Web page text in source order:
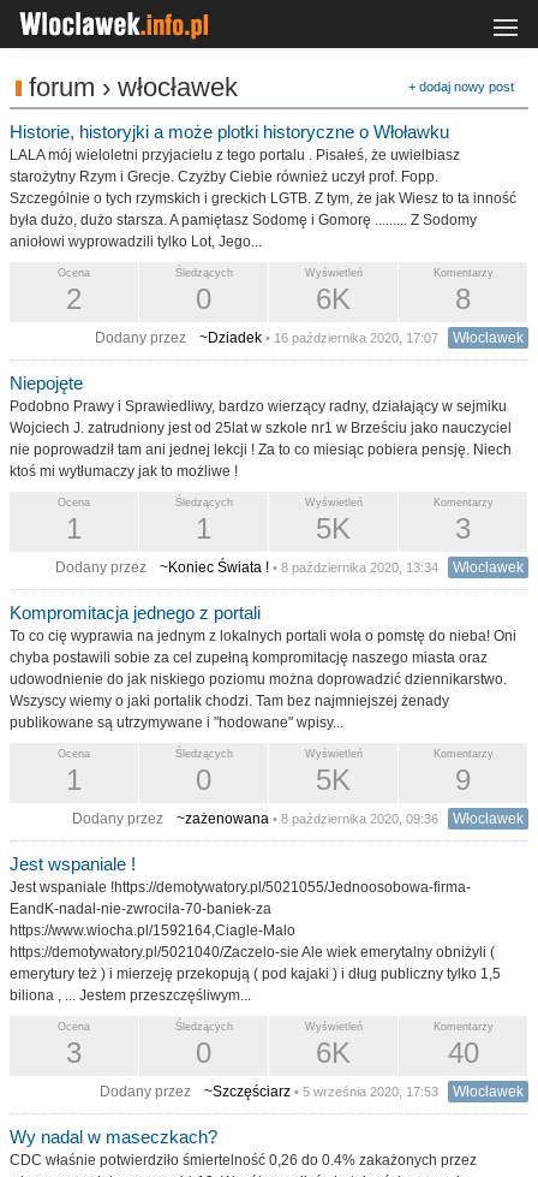
forum › włocławek + dodaj nowy post
Historie, historyjki a może plotki historyczne o Włoławku
LALA mój wieloletni przyjacielu z tego portalu . Pisałeś, że uwielbiasz
starożytny Rzym i Grecje. Czyżby Ciebie również uczył prof. Fopp.
Szczególnie o tych rzymskich i greckich LGTB. Z tym, że jak Wiesz to ta inność
była dużo, dużo starsza. A pamiętasz Sodomę i Gomorę ......... Z Sodomy
aniołowi wyprowadzili tylko Lot, Jego...
Komentarzy
8
Wyświetleń
6K
Śledzących
0
Ocena
2
Dodany przez ~Dziadek • 16 października 2020, 17:07 Włocławek
Niepojęte
Podobno Prawy i Sprawiedliwy, bardzo wierzący radny, działający w sejmiku
Wojciech J. zatrudniony jest od 25lat w szkole nr1 w Brześciu jako nauczyciel
nie poprowadził tam ani jednej lekcji ! Za to co miesiąc pobiera pensję. Niech
ktoś mi wytłumaczy jak to możliwe !
Komentarzy
3
Wyświetleń
5K
Śledzących
1
Ocena
1
Dodany przez ~Koniec Świata ! • 8 października 2020, 13:34 Włocławek
Kompromitacja jednego z portali
To co cię wyprawia na jednym z lokalnych portali woła o pomstę do nieba! Oni
chyba postawili sobie za cel zupełną kompromitację naszego miasta oraz
udowodnienie do jak niskiego poziomu można doprowadzić dziennikarstwo.
Wszyscy wiemy o jaki portalik chodzi. Tam bez najmniejszej żenady
publikowane są utrzymywane i "hodowane" wpisy...
Komentarzy
9
Wyświetleń
5K
Śledzących
0
Ocena
1
Dodany przez ~zażenowana • 8 października 2020, 09:36 Włocławek
Jest wspaniale !
Jest wspaniale !https://demotywatory.pl/5021055/Jednoosobowa-firma-
EandK-nadal-nie-zwrocila-70-baniek-za
https://www.wiocha.pl/1592164,Ciagle-Malo
https://demotywatory.pl/5021040/Zaczelo-sie Ale wiek emerytalny obniżyli (
emerytury też ) i mierzeję przekopują ( pod kajaki ) i dług publiczny tylko 1,5
biliona , ... Jestem przeszczęśliwym...
Komentarzy
40
Wyświetleń
6K
Śledzących
0
Ocena
3
Dodany przez ~Szczęściarz • 5 września 2020, 17:53 Włocławek
Wy nadal w maseczkach?
CDC właśnie potwierdziło śmiertelność 0,26 do 0.4% zakażonych przez